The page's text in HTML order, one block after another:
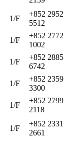
1/F
+852 2952
5512
1/F
+852 2772
1002
1/F
+852 2885
6742
1/F
+852 2359
3300
1/F
+852 2799
2118
1/F
+852 2331
2661